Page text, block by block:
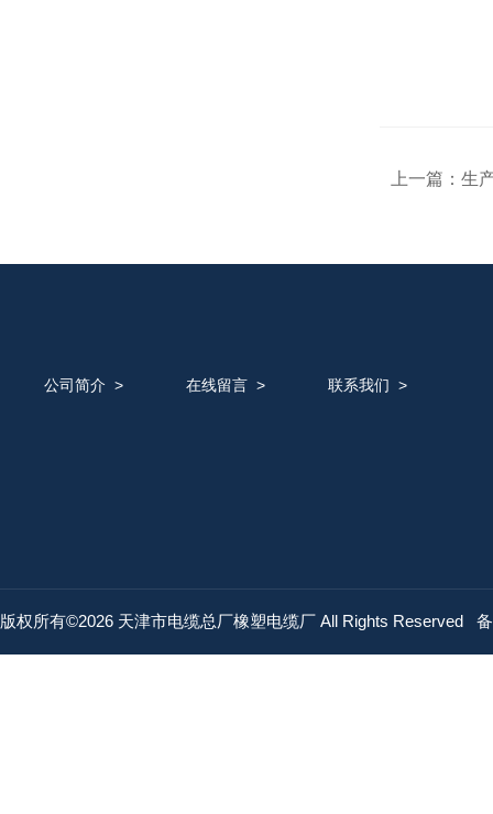
上一篇： 生
公司简介 > 在线留言> 联系我们 >
版权所有©2026 天津市电缆总厂橡塑电缆厂 All Rights Reserved